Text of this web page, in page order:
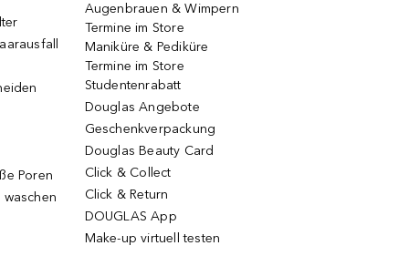
Poren
waschen
Augenbrauen & Wimpern
Termine im Store
Maniküre & Pediküre
Termine im Store
Studentenrabatt
Douglas Angebote
Geschenkverpackung
Douglas Beauty Card
Click & Collect
Click & Return
DOUGLAS App
Make-up virtuell testen